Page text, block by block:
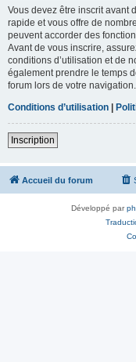
Vous devez être inscrit avant
rapide et vous offre de
peuvent accorder des
Avant de vous inscrire,
conditions d’utilisation et de
également prendre le temps
forum lors de votre navigation.
Conditions d’utilisation |
Inscription
Accueil du forum
Développé par